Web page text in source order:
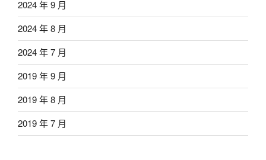
2024 年 9 月
2024 年 8 月
2024 年 7 月
2019 年 9 月
2019 年 8 月
2019 年 7 月